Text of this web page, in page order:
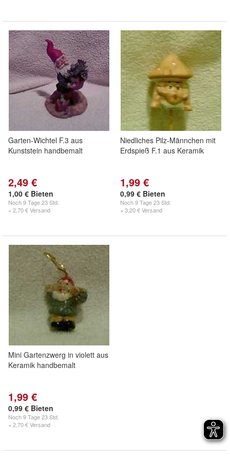
Garten-Wichtel F.3 aus
Kunststein handbemalt
2,49 €
1,00 € Bieten
Noch9 Tage 23 Std.
+ 2,70 € Versand
Niedliches Pilz-Männchen mit
Erdspieß F.1 aus Keramik
1,99 €
0,99 € Bieten
Noch9 Tage 23 Std.
+ 3,20 € Versand
Mini Gartenzwerg in violett aus
Keramik handbemalt
1,99 €
0,99 € Bieten
Noch9 Tage 23 Std.
+ 2,70 € Versand